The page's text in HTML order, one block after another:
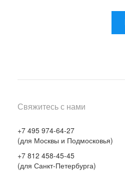
Свяжитесь с нами
+7 495 974-64-27
(для Москвы и Подмосковья)
+7 812 458-45-45
(для Санкт-Петербурга)